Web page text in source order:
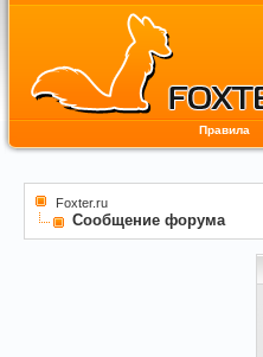
Правила
Foxter.ru
Сообщение форума